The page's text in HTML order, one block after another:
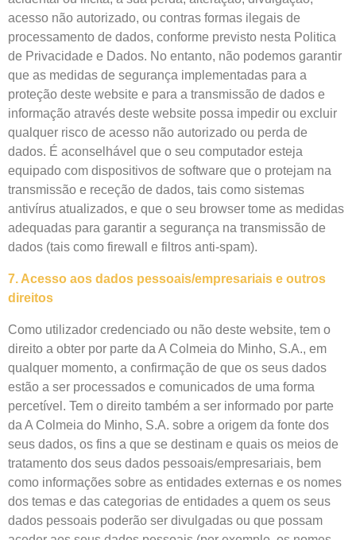
acesso não autorizado, ou contras formas ilegais de
processamento de dados, conforme previsto nesta Politica
de Privacidade e Dados. No entanto, não podemos garantir
que as medidas de segurança implementadas para a
proteção deste website e para a transmissão de dados e
informação através deste website possa impedir ou excluir
qualquer risco de acesso não autorizado ou perda de
dados. É aconselhável que o seu computador esteja
equipado com dispositivos de software que o protejam na
transmissão e receção de dados, tais como sistemas
antivírus atualizados, e que o seu browser tome as medidas
adequadas para garantir a segurança na transmissão de
dados (tais como firewall e filtros anti-spam).
7. Acesso aos dados pessoais/empresariais e outros
direitos
Como utilizador credenciado ou não deste website, tem o
direito a obter por parte da A Colmeia do Minho, S.A., em
qualquer momento, a confirmação de que os seus dados
estão a ser processados e comunicados de uma forma
percetível. Tem o direito também a ser informado por parte
da A Colmeia do Minho, S.A. sobre a origem da fonte dos
seus dados, os fins a que se destinam e quais os meios de
tratamento dos seus dados pessoais/empresariais, bem
como informações sobre as entidades externas e os nomes
dos temas e das categorias de entidades a quem os seus
dados pessoais poderão ser divulgadas ou que possam